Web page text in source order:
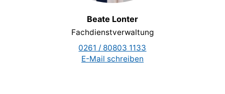
Beate Lonter
Fachdienstverwaltung
0261 / 80803 1133
E-Mail schreiben